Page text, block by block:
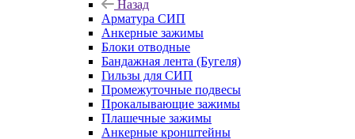
Назад
Арматура СИП
Анкерные зажимы
Блоки отводные
Бандажная лента (Бугеля)
Гильзы для СИП
Промежуточные подвесы
Прокалывающие зажимы
Плашечные зажимы
Анкерные кронштейны